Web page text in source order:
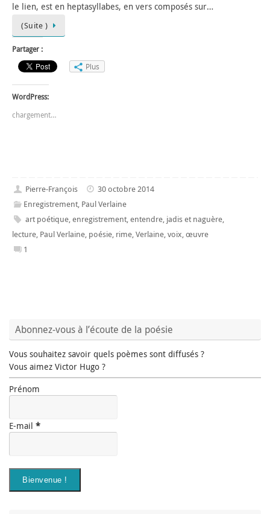
le lien, est en heptasyllabes, en vers composés sur…
(Suite )
Partager :
Plus
WordPress:
chargement…
Pierre-François
30 octobre 2014
Enregistrement, Paul Verlaine
art poétique, enregistrement, entendre, jadis et naguère,
lecture Paul Verlaine poésie rime Verlaine voix œuvre
1
Abonnez-vous à l’écoute de la poésie
Vous souhaitez savoir quels poèmes sont diffusés ?
Vous aimez Victor Hugo ?
Prénom
E-mail *